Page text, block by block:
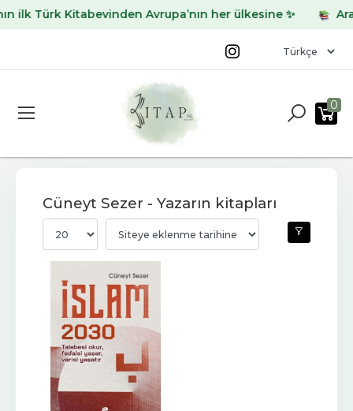
Türk Kitabevinden Avrupa’nın her ülkesine ✨
0
Cüneyt Sezer - Yazarın kitapları